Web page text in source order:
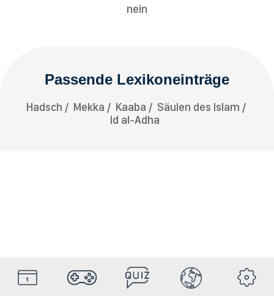
nein
Passende Lexikoneinträge
Hadsch Mekka Kaaba
Säulen des Islam
Id al-Adha
HolyDays